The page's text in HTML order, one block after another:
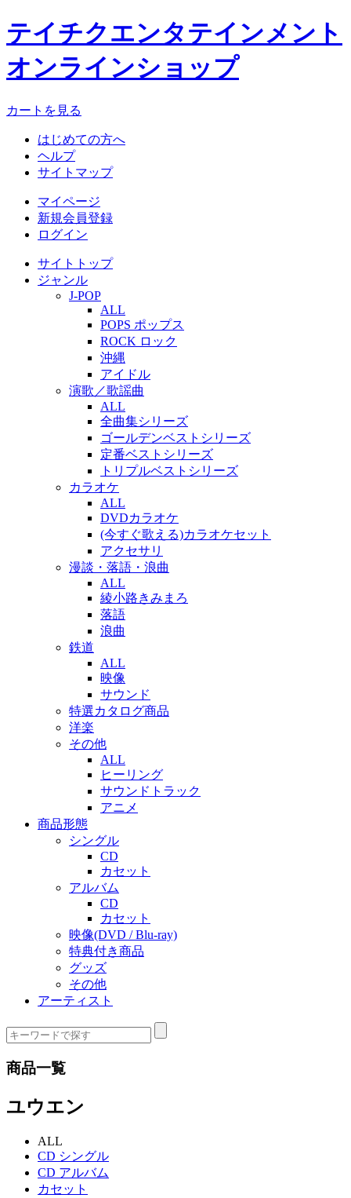
テイチクエンタテインメント
オンラインショップ
カートを見る
はじめての方へ
ヘルプ
サイトマップ
マイページ
新規会員登録
ログイン
サイトトップ
ジャンル
J-POP
ALL
POPS ポップス
ROCK ロック
沖縄
アイドル
演歌／歌謡曲
ALL
全曲集シリーズ
ゴールデンベストシリーズ
定番ベストシリーズ
トリプルベストシリーズ
カラオケ
ALL
DVDカラオケ
(今すぐ歌える)カラオケセット
アクセサリ
漫談・落語・浪曲
ALL
綾小路きみまろ
落語
浪曲
鉄道
ALL
映像
サウンド
特選カタログ商品
洋楽
その他
ALL
ヒーリング
サウンドトラック
アニメ
商品形態
シングル
CD
カセット
アルバム
CD
カセット
映像(DVD / Blu-ray)
特典付き商品
グッズ
その他
アーティスト
商品一覧
ユウエン
ALL
CD シングル
CD アルバム
カセット